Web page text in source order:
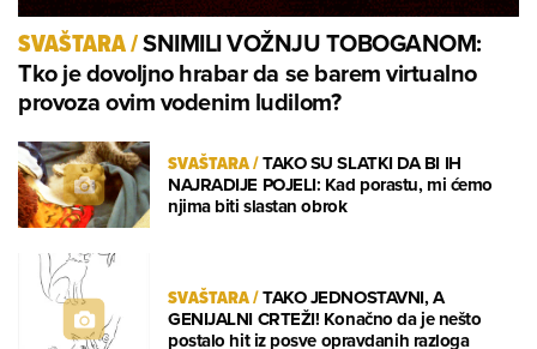
SVAŠTARA/SNIMILI VOŽNJU TOBOGANOM:
Tko je dovoljno hrabar da se barem virtualno
provoza ovim vodenim ludilom?
SVAŠTARA/TAKO SU SLATKI DA BI IH
NAJRADIJE POJELI: Kad porastu, mi ćemo
njima biti slastan obrok
SVAŠTARA/TAKO JEDNOSTAVNI, A
GENIJALNI CRTEŽI! Konačno da je nešto
postalo hit iz posve opravdanih razloga